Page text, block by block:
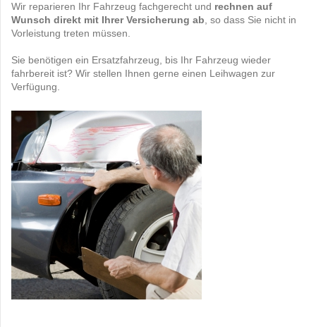
Wir reparieren Ihr Fahrzeug fachgerecht und rechnen auf
Wunsch direkt mit Ihrer Versicherung ab , so dass Sie nicht in
Vorleistung treten müssen.
Sie benötigen ein Ersatzfahrzeug, bis Ihr Fahrzeug wieder
fahrbereit ist? Wir stellen Ihnen gerne einen Leihwagen zur
Verfügung.